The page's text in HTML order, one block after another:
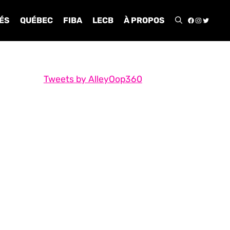
QUÉBEC FIBA LECB À PROPOS
Tweets by AlleyOop360